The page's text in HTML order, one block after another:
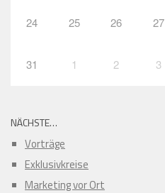
24 25 26 27
31 1 2 3
NÄCHSTE…
Vorträge
Exklusivkreise
Marketing vor Ort